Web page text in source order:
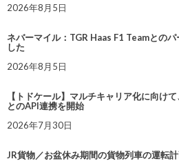
2026年8月5日
ネバーマイル：TGR Haas F1 Teamとの
した
2026年8月5日
【トドケール】マルチキャリア化に向け
とのAPI連携を開始
2026年7月30日
JR貨物／お盆休み期間の貨物列車の運転